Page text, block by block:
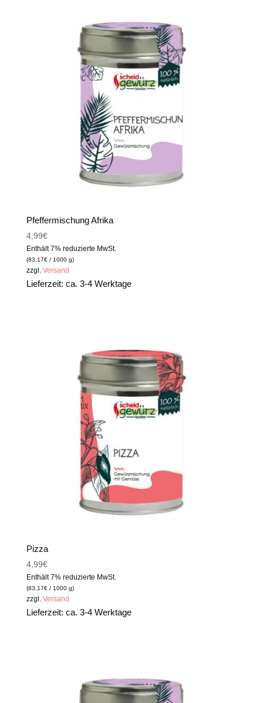
Pfeffermischung Afrika
4,99€
Enthält 7% reduzierte MwSt.
(83,17€/ 1000 g)
zzgl. Versand
Lieferzeit: ca. 3-4 Werktage
Pizza
4,99€
Enthält 7% reduzierte MwSt.
(83,17€/ 1000 g)
zzgl. Versand
Lieferzeit: ca. 3-4 Werktage